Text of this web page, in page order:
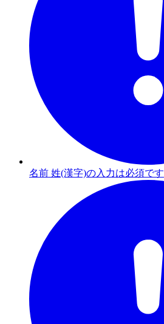
名前 姓(漢字)の入力は必須です